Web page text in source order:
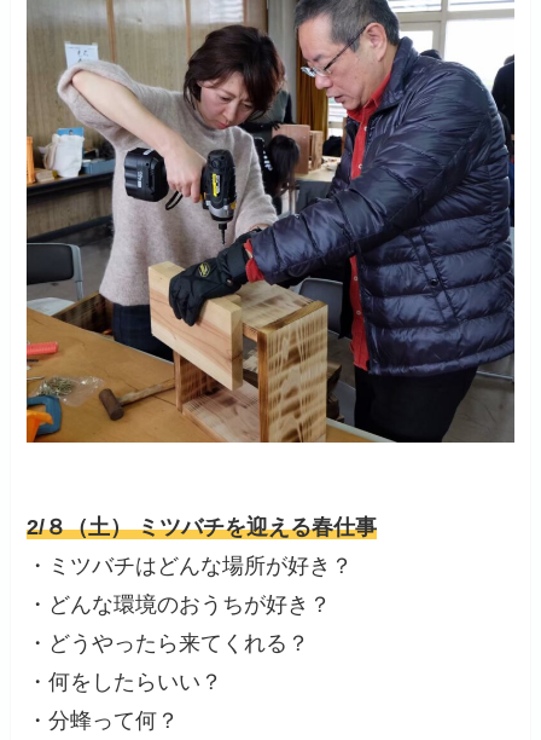
2/８（土） ミツバチを迎える春仕事
・ミツバチはどんな場所が好き？
・どんな環境のおうちが好き？
・どうやったら来てくれる？
・何をしたらいい？
・分蜂って何？